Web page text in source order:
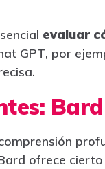
evaluar
GPT, por
ofrece